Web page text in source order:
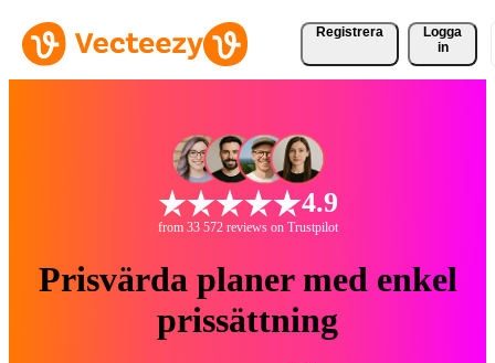
Registrera
Logga
in
4.9
from 33 572 reviews on Trustpilot
Prisvärda planer med enkel
prissättning